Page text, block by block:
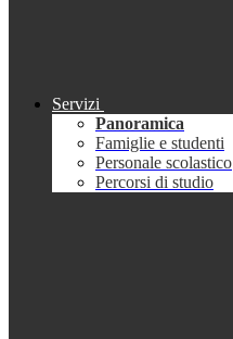
Servizi
Panoramica
Famiglie e studenti
Personale scolastico
Percorsi di studio